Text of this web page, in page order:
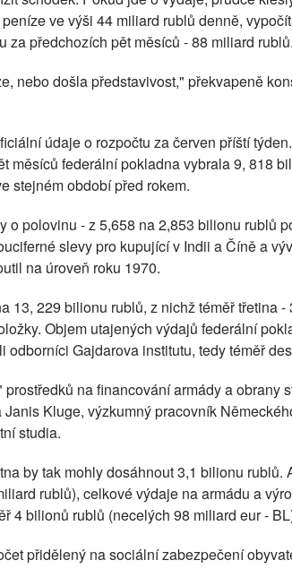
ve výši 44 miliard rublů denně,
za předchozích pět měsíců - 88 miliard rublů.
nebo došla představivost," překvapeně
údaje o rozpočtu za červen příští týden.
měsíců federální pokladna vybrala 9, 818
stejném období před rokem.
o polovinu - z 5,658 na 2,853 bilionu rublů
slevy pro kupující v Indii a Číně a
na úroveň roku 1970.
13, 229 bilionu rublů, z nichž téměř třetina -
Objem utajených výdajů federální
Gajdarova institutu, tedy téměř
na financování armády a obrany
Kluge, výzkumný pracovník
studia.
by tak mohly dosáhnout 3,1 bilionu rublů.
rublů), celkové výdaje na armádu a
4 bilionů rublů (necelých 98 miliard eur -
přidělený na sociální zabezpečení